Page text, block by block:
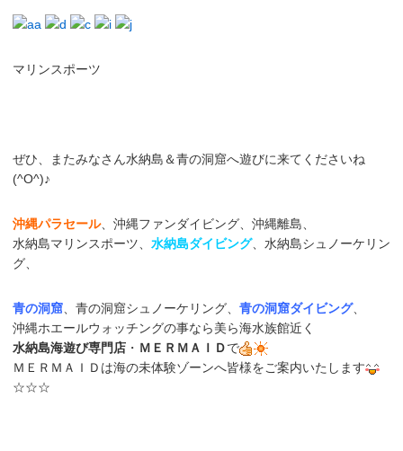
マリンスポーツ
ぜひ、またみなさん水納島＆青の洞窟へ遊びに来てくださいね
(^O^)♪
沖縄パラセール、沖縄ファンダイビング、沖縄離島、
水納島マリンスポーツ、 水納島ダイビング、水納島シュノーケリン
グ、
青の洞窟 、青の洞窟シュノーケリング、 青の洞窟ダイビング、
沖縄ホエールウォッチングの事なら美ら海水族館近く
水納島海遊び専門店 ・ ＭＥＲＭＡＩＤで
ＭＥＲＭＡＩＤは海の未体験ゾーンへ皆様をご案内いたします
☆☆☆